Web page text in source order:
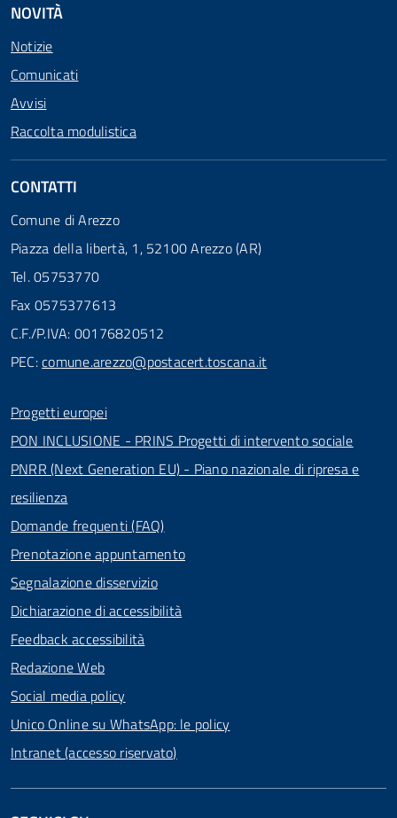
NOVITÀ
Notizie
Comunicati
Avvisi
Raccolta modulistica
CONTATTI
Comune di Arezzo
Piazza della libertà, 1, 52100 Arezzo (AR)
Tel. 05753770
Fax 0575377613
C.F./P.IVA: 00176820512
PEC:comune.arezzo@postacert.toscana.it
Progetti europei
PON INCLUSIONE - PRINS Progetti di intervento sociale
PNRR (Next Generation EU) - Piano nazionale di ripresa e
resilienza
Domande frequenti (FAQ)
Prenotazione appuntamento
Segnalazione disservizio
Dichiarazione di accessibilità
Feedback accessibilità
Redazione Web
Social media policy
Unico Online su WhatsApp: le policy
Intranet (accesso riservato)